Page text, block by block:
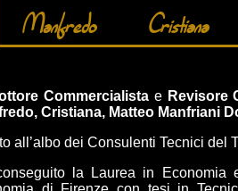
Manfredo Cristiana
Commercialistae Revisore
Cristiana, Matteo Manfriani
all’albo dei Consulenti Tecnici del
la Laurea in Economia